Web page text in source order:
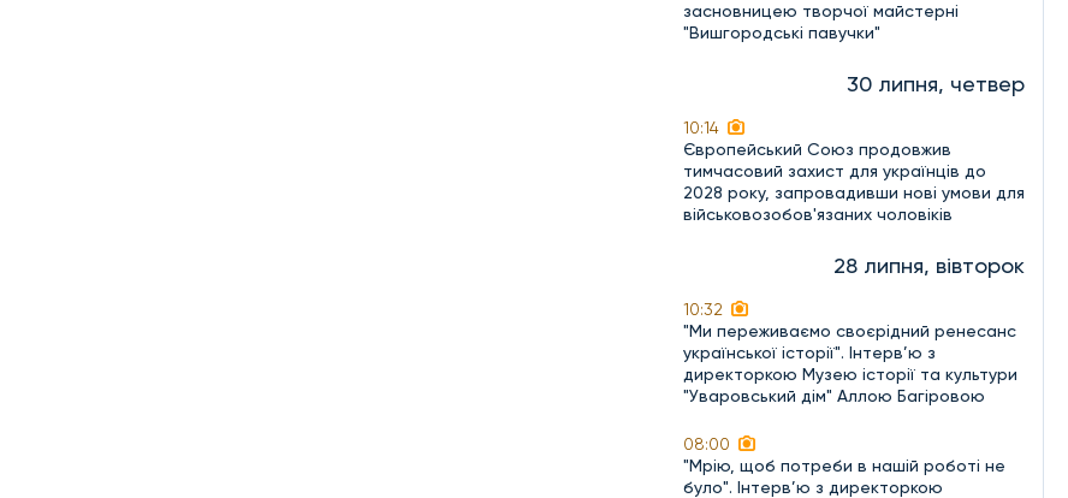
засновницею творчої майстерні
"Вишгородські павучки"
30 липня, четвер
10:14
Європейський Союз продовжив
тимчасовий захист для українців до
2028 року, запровадивши нові умови для
військовозобов'язаних чоловіків
28 липня, вівторок
10:32
"Ми переживаємо своєрідний ренесанс
української історії". Інтерв’ю з
директоркою Музею історії та культури
"Уваровський дім" Аллою Багіровою
08:00
"Мрію, щоб потреби в нашій роботі не
було". Інтерв’ю з директоркою